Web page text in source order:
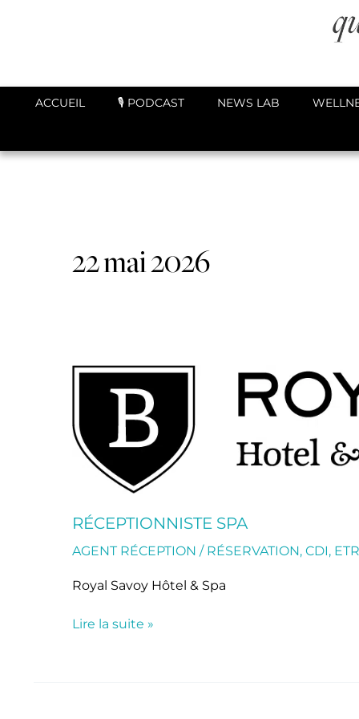
ACCUEIL 🎙️ PODCAST NEWS LAB
22 mai 2026
RÉCEPTIONNISTE SPA
AGENT RÉCEPTION / RÉSERVATION, CDI,
Royal Savoy Hôtel & Spa
Réceptionniste
Lire la suite »